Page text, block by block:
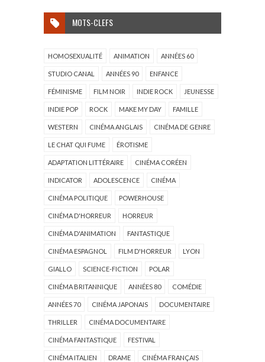
MOTS-CLEFS
HOMOSEXUALITÉ ANIMATION ANNÉES 60
STUDIO CANAL ANNÉES 90 ENFANCE
FÉMINISME FILM NOIR INDIE ROCK JEUNESSE
INDIE POP ROCK MAKE MY DAY FAMILLE
WESTERN CINÉMA ANGLAIS CINÉMA DE GENRE
LE CHAT QUI FUME ÉROTISME
ADAPTATION LITTÉRAIRE CINÉMA CORÉEN
INDICATOR ADOLESCENCE CINÉMA
CINÉMA POLITIQUE POWERHOUSE
CINÉMA D'HORREUR HORREUR
CINÉMA D'ANIMATION FANTASTIQUE
CINÉMA ESPAGNOL FILM D'HORREUR LYON
GIALLO SCIENCE-FICTION POLAR
CINÉMA BRITANNIQUE ANNÉES 80 COMÉDIE
ANNÉES 70 CINÉMA JAPONAIS DOCUMENTAIRE
THRILLER CINÉMA DOCUMENTAIRE
CINÉMA FANTASTIQUE FESTIVAL
CINÉMA ITALIEN DRAME CINÉMA FRANÇAIS